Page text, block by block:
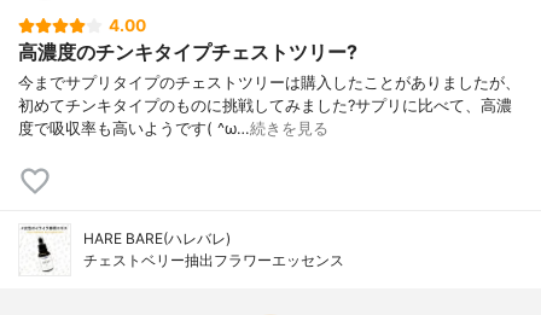
4.00
高濃度のチンキタイプチェストツリー?
今までサプリタイプのチェストツリーは購入したことがありましたが、
初めてチンキタイプのものに挑戦してみました?サプリに比べて、高濃
度で吸収率も高いようです( ^ω…続きを見る
HARE BARE(ハレバレ)
チェストベリー抽出フラワーエッセンス